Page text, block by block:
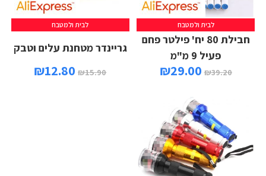
לבית ולמטבח
חבילת 80 יח' פילטר פחם
פעיל 9 מ"מ
₪39.20
₪29.00
לבית ולמטבח
גריינדר מטחנת עלים וטבק
₪15.90
₪12.80